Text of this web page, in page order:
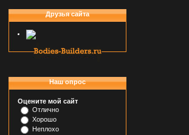
Друзья сайта
Наш опрос
Оцените мой сайт
Отлично
Хорошо
Неплохо